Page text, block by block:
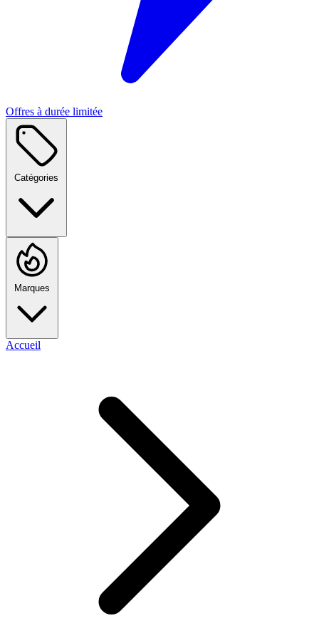
Offres à durée limitée
Catégories
Marques
Accueil